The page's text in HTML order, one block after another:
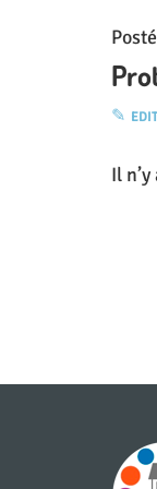
EDIT
Il